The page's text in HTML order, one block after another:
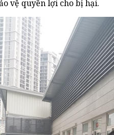
vệ quyền lợi cho bị hại.